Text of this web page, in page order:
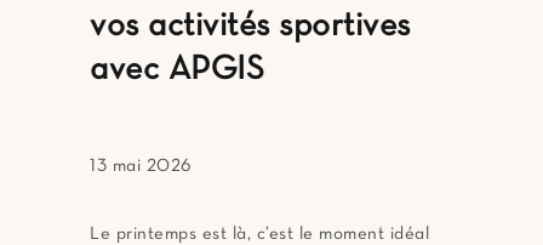
vos activités sportives
avec APGIS
13 mai 2026
Le printemps est là, c’est le moment idéal